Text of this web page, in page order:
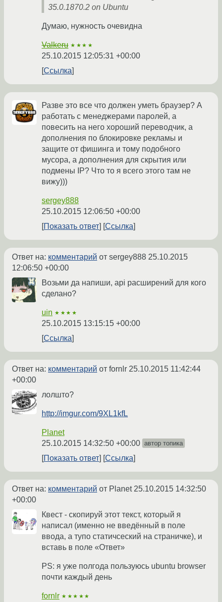
35.0.1870.2 on Ubuntu
Думаю, нужность очевидна
Valkeru ★★★★
25.10.2015 12:05:31 +00:00
Ссылка
Разве это все что должен уметь браузер? А
работать с менеджерами паролей, а
повесить на него хороший переводчик, а
дополнения по блокировке рекламы и
защите от фишинга и тому подобного
мусора, а дополнения для скрытия или
подмены IP? Что то я всего этого там не
вижу)))
sergey888
25.10.2015 12:06:50 +00:00
Показать ответ
Ссылка
Ответ на: комментарий от sergey888 25.10.2015
12:06:50 +00:00
Возьми да напиши, api расширений для кого
сделано?
uin ★★★★
25.10.2015 13:15:15 +00:00
Ссылка
Ответ на: комментарий от fornlr 25.10.2015 11:42:44
+00:00
лолшто?
http://imgur.com/9XL1kfL
Planet
25.10.2015 14:32:50 +00:00 автор топика
Показать ответ Ссылка
Ответ на: комментарий от Planet25.10.2015 14:32:50
+00:00
Квест - скопируй этот текст, который я
написал (именно не введённый в поле
ввода, а тупо статичсеский на страничке), и
вставь в поле «Ответ»
PS: я уже полгода пользуюсь ubuntu browser
почти каждый день
fornlr ★★★★★